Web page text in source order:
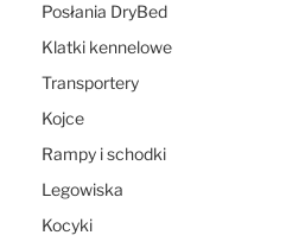
Posłania DryBed
Klatki kennelowe
Transportery
Kojce
Rampy i schodki
Legowiska
Kocyki